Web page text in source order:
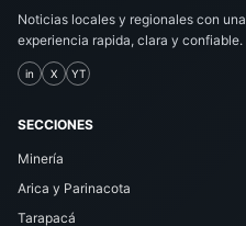
Noticias locales y regionales con una
experiencia rapida, clara y confiable.
in X YT
SECCIONES
Minería
Arica y Parinacota
Tarapacá